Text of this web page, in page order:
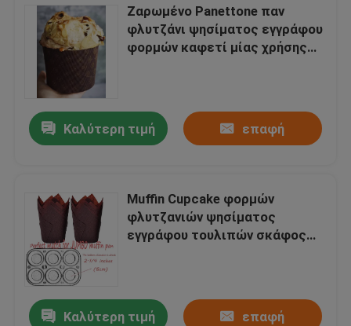
Ζαρωμένο Panettone παν
φλυτζάνι ψησίματος εγγράφου
φορμών καφετί μίας χρήσης
Καλύτερη τιμή επαφή
Muffin Cupcake φορμών
φλυτζανιών ψησίματος
εγγράφου τουλιπών σκάφος
Καλύτερη τιμή επαφή